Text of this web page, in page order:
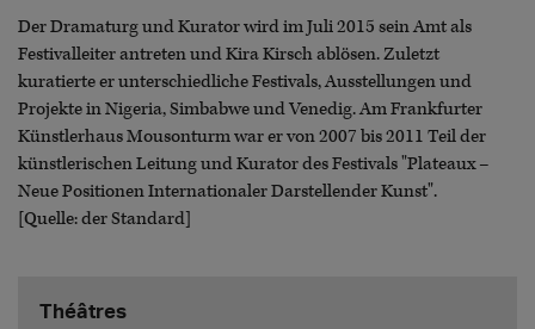
Der Dramaturg und Kurator wird im Juli 2015 sein Amt als
Festivalleiter antreten und Kira Kirsch ablösen. Zuletzt
kuratierte er unterschiedliche Festivals, Ausstellungen und
Projekte in Nigeria, Simbabwe und Venedig. Am Frankfurter
Künstlerhaus Mousonturm war er von 2007 bis 2011 Teil der
künstlerischen Leitung und Kurator des Festivals "Plateaux –
Neue Positionen Internationaler Darstellender Kunst".
[Quelle: der Standard]
Théâtres